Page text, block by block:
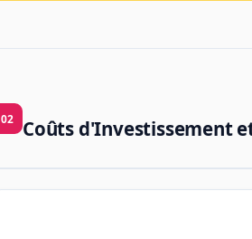
02 Coûts d'Investissement